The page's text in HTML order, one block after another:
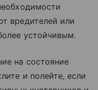
вредителей или
устойчивым.
на состояние
и полейте, если